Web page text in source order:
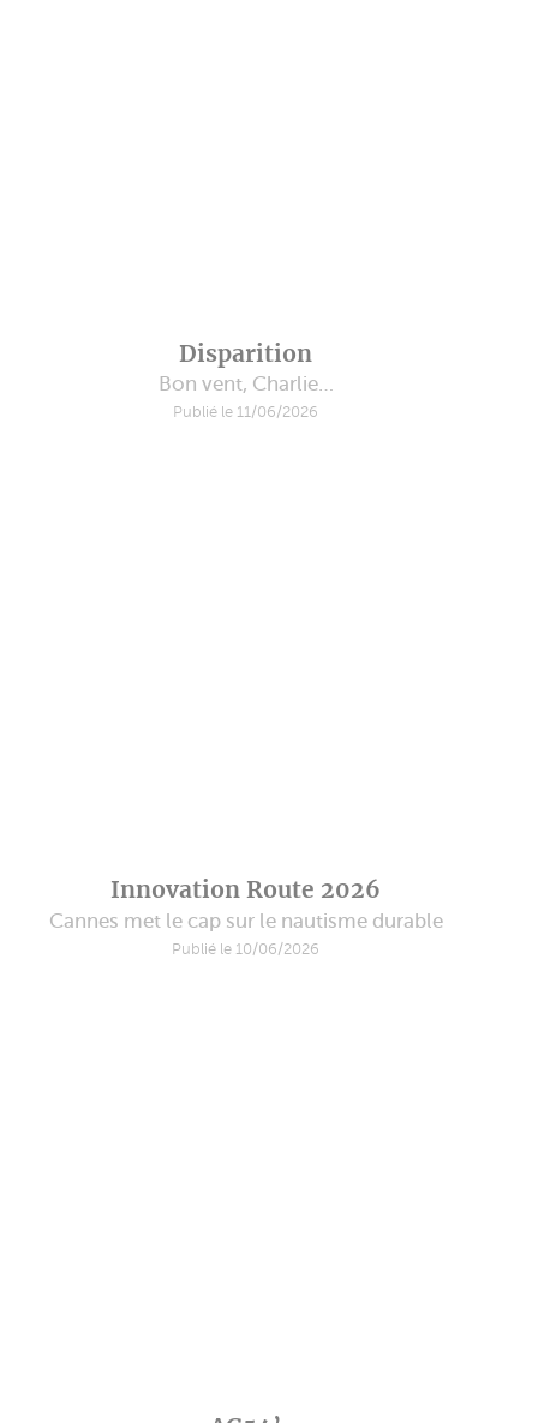
Disparition
Bon vent, Charlie…
Publié le 11/06/2026
Innovation Route 2026
Cannes met le cap sur le nautisme durable
Publié le 10/06/2026